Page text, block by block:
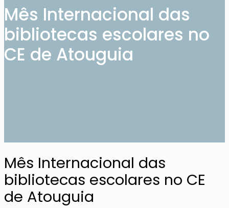
Mês Internacional das
bibliotecas escolares no
CE de Atouguia
Mês Internacional das
bibliotecas escolares no CE
de Atouguia